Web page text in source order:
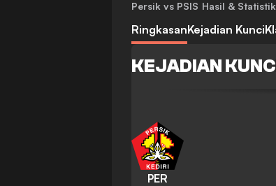
Persik vs PSIS Hasil & Statistik
RingkasanKejadian Kunci
KEJADIAN
PER